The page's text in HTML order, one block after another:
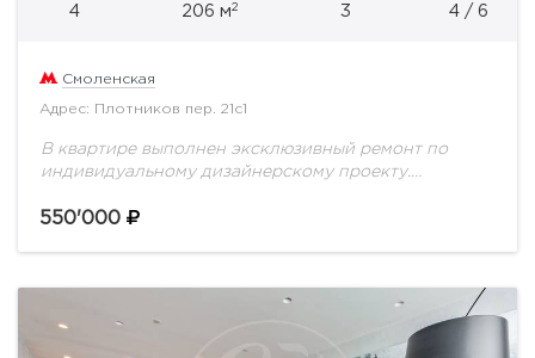
4 206 м2 3 4 / 6
Смоленская
Адрес: Плотников пер. 21с1
В квартире выполнен эксклюзивный ремонт по
индивидуальному дизайнерскому проекту.
зоной, кухню, основную спальню с изысканной
550'000